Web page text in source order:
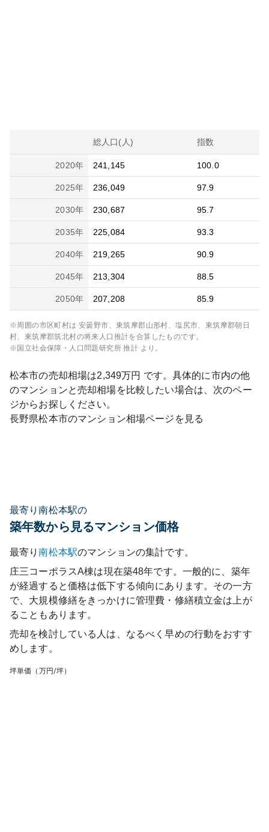
総人口(人) 指数
2020年 241,145 100.0
2025年 236,049 97.9
2030年 230,687 95.7
2035年 225,084 93.3
2040年 219,265 90.9
2045年 213,304 88.5
2050年 207,208 85.9
※周囲の市区町村は 安曇野市、東筑摩郡山形村、塩尻市、東筑摩郡朝日
村、東筑摩郡筑北村の将来人口推計を合算したものです。
※国立社会保障・人口問題研究所 推計 より。
松本市の売却相場は2,349万円 です。具体的に市内の他
のマンションと売却相場を比較したい場合は、次のペー
ジからお探しください。
長野県松本市のマンション相場ページを見る
最寄り南松本駅の
築年数から見るマンション価格
最寄り南松本駅のマンションの集計です。
庄三コーポラスA棟は現在築48年です。一般的に、築年
が経過すると価格は低下する傾向にあります。その一方
で、大規模修繕をきっかけに管理費・修繕積立金は上が
ることもあります。
売却を検討している人は、なるべく早めの行動をおすす
めします。
坪単価（万円/坪）